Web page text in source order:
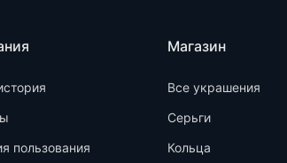
пользования
Магазин
Все украшения
Серьги
Кольца